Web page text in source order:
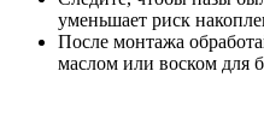
уменьшает риск
После монтажа
маслом или воском для